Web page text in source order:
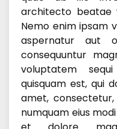
architecto beatae
Nemo enim ipsam
aspernatur aut
consequuntur
voluptatem
quisquam est, qui
amet,
numquam eius